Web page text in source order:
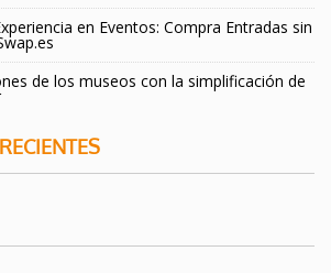
en Eventos: Compra Entradas sin
de los museos con la simplificación de